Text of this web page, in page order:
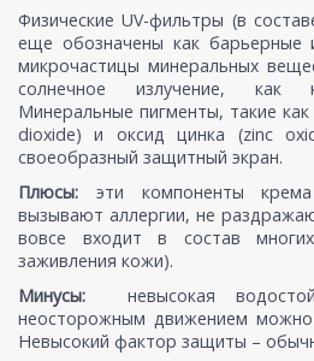
Физические UV-фильтры (в
еще обозначены как барьерные
микрочастицы минеральных
солнечное излучение, как
Минеральные пигменты, такие
dioxide) и оксид цинка (zinc
своеобразный защитный экран.
Плюсы: эти компоненты
вызывают аллергии, не
вовсе входит в состав
заживления кожи).
Минусы: невысокая
неосторожным движением
Невысокий фактор защиты –